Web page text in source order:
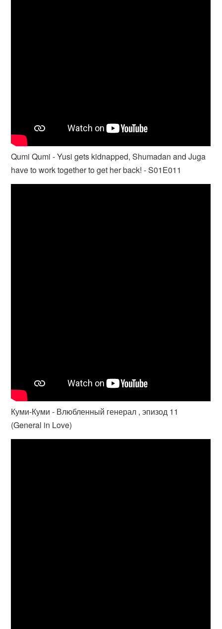
Qumi Qumi - Yusi gets kidnapped, Shumadan and Juga
have to work together to get her back! - S01E011
Куми-Куми - Влюбленный генерал , эпизод 11
(General in Love)